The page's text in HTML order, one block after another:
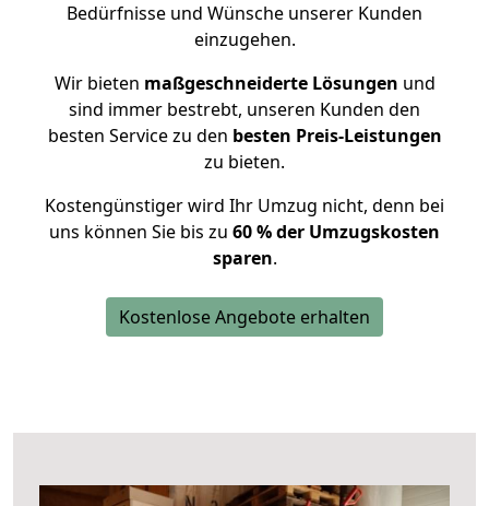
Bedürfnisse und Wünsche unserer Kunden
einzugehen.
Wir bieten maßgeschneiderte Lösungen und
sind immer bestrebt, unseren Kunden den
besten Service zu den besten Preis-Leistungen
zu bieten.
Kostengünstiger wird Ihr Umzug nicht, denn bei
uns können Sie bis zu 60 % der Umzugskosten
sparen.
Kostenlose Angebote erhalten